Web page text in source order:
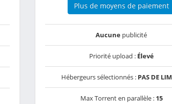
Plus de moyens de paiement
Aucune publicité
Priorité upload : Élevé
Hébergeurs sélectionnés : PAS DE
Max Torrent en parallèle : 15